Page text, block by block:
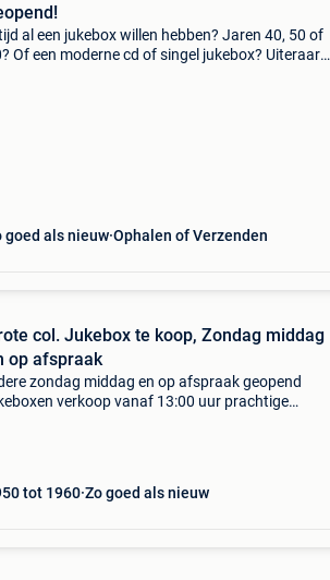
al een jukebox willen hebben? Jaren 40, 50 of
Of een moderne cd of singel jukebox? Uiteraard
goed als nieuw Ophalen of Verzenden
col. Jukebox te koop, Zondag middag
op afspraak
zondag middag en op afspraak geopend
verkoop vanaf 13:00 uur prachtige
tot 1960 Zo goed als nieuw